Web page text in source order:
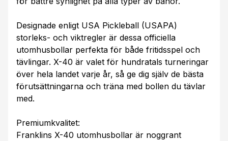
Designade enligt USA Pickleball (USAPA)
storleks- och viktregler är dessa officiella
utomhusbollar perfekta för både fritidsspel och
tävlingar. X-40 är valet för hundratals turneringar
över hela landet varje år, så ge dig själv de bästa
förutsättningarna och träna med bollen du tävlar
med.
Premiumkvalitet:
Franklins X-40 utomhusbollar är noggrant